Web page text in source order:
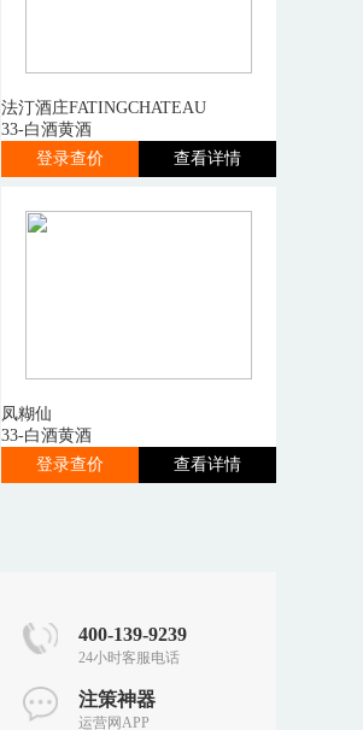
法汀酒庄FATINGCHATEAU
33-白酒黄酒
登录查价
查看详情
凤糊仙
33-白酒黄酒
登录查价
查看详情
400-139-9239
24小时客服电话
注策神器
运营网APP